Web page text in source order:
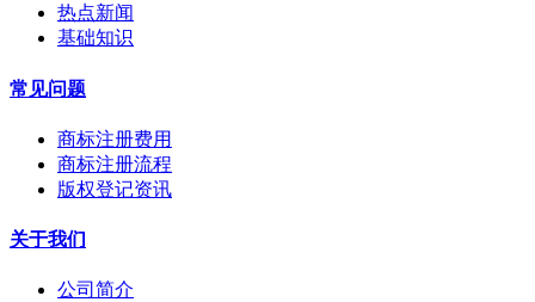
热点新闻
基础知识
常见问题
商标注册费用
商标注册流程
版权登记资讯
关于我们
公司简介